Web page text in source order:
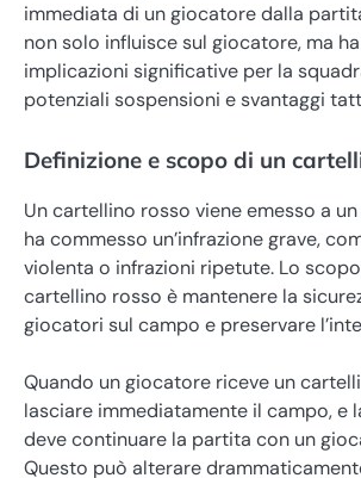
immediata di un giocatore dalla
non solo influisce sul giocatore, ma
implicazioni significative per la
potenziali sospensioni e svantaggi
Definizione e scopo di un
Un cartellino rosso viene emesso a
ha commesso un’infrazione grave,
violenta o infrazioni ripetute. Lo
cartellino rosso è mantenere la
giocatori sul campo e preservare
Quando un giocatore riceve un
lasciare immediatamente il campo, e
deve continuare la partita con un
Questo può alterare